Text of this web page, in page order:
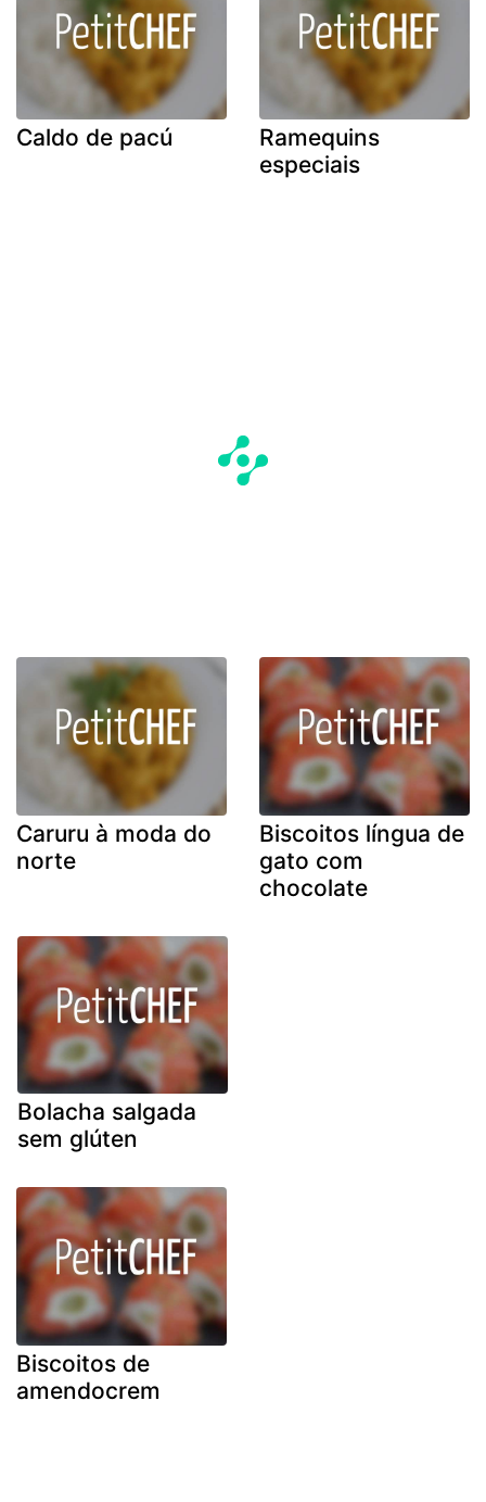
Caldo de pacú
Ramequins
especiais
Caruru à moda do
norte
Biscoitos língua de
gato com
chocolate
Bolacha salgada
sem glúten
Biscoitos de
amendocrem